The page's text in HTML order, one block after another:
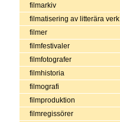
filmarkiv
filmatisering av litterära verk
filmer
filmfestivaler
filmfotografer
filmhistoria
filmografi
filmproduktion
filmregissörer